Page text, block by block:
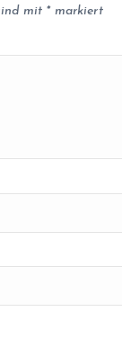
mit *markiert